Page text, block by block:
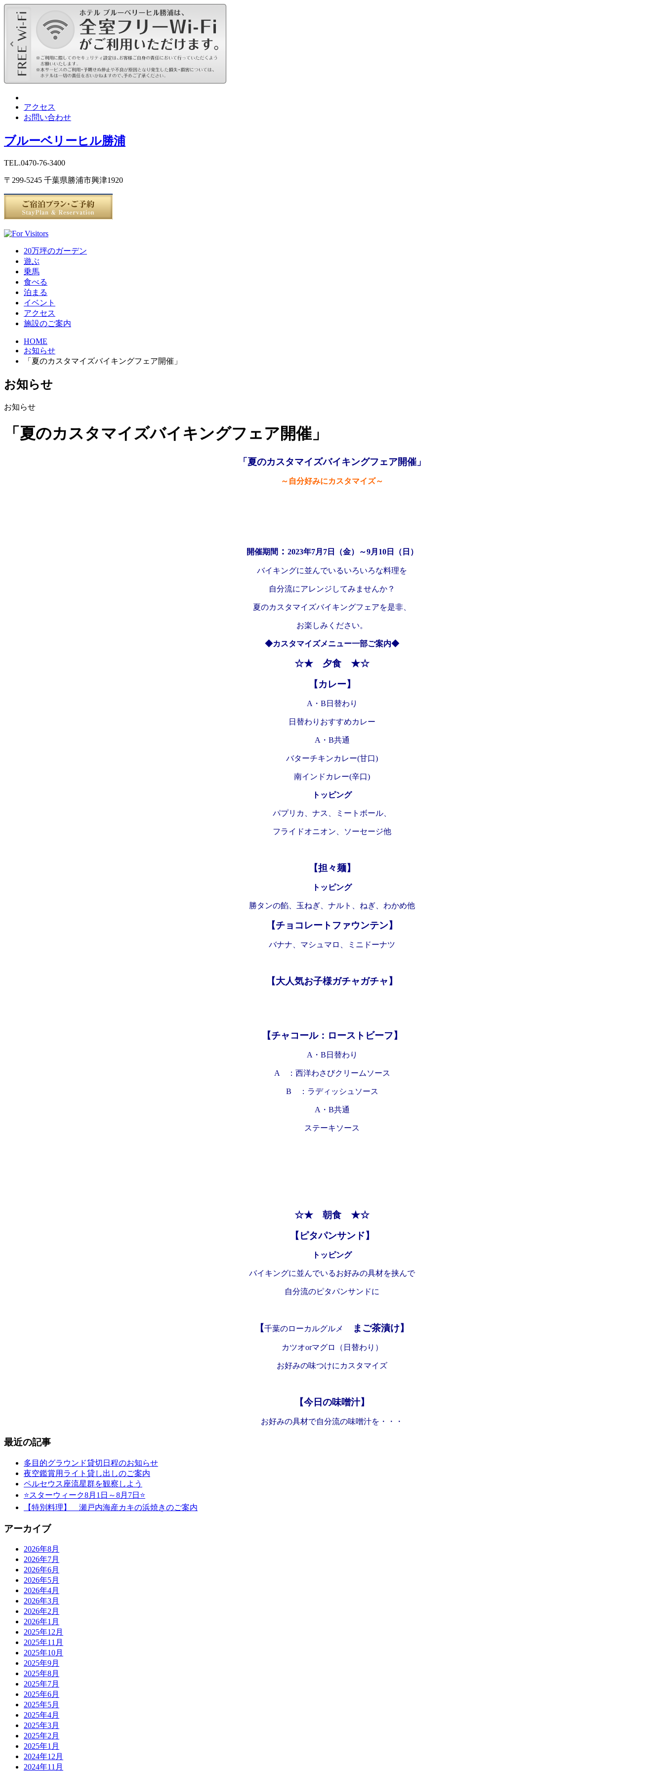
アクセス
お問い合わせ
ブルーベリーヒル勝浦
TEL.0470-76-3400
〒299-5245 千葉県勝浦市興津1920
20万坪のガーデン
遊ぶ
乗馬
食べる
泊まる
イベント
アクセス
施設のご案内
HOME
お知らせ
「夏のカスタマイズバイキングフェア開催」
お知らせ
お知らせ
「夏のカスタマイズバイキングフェア開催」
「夏のカスタマイズバイキングフェア開催」
～自分好みにカスタマイズ～
開催期間： 2023年7月7日（金）～9月10日（日）
バイキングに並んでいるいろいろな料理を
自分流にアレンジしてみませんか？
夏のカスタマイズバイキングフェアを是非、
お楽しみください。
◆カスタマイズメニュー一部ご案内◆
☆★ 夕食 ★☆
【カレー】
A・B日替わり
日替わりおすすめカレー
A・B共通
バターチキンカレー(甘口)
南インドカレー(辛口)
トッピング
パプリカ、ナス、ミートボール、
フライドオニオン、ソーセージ他
【担々麺】
トッピング
勝タンの餡、玉ねぎ、ナルト、ねぎ、わかめ他
【チョコレートファウンテン】
バナナ、マシュマロ、ミニドーナツ
【大人気お子様ガチャガチャ】
【チャコール： ローストビーフ】
A・B日替わり
A ：西洋わさびクリームソース
B ：ラディッシュソース
A・B共通
ステーキソース
☆★ 朝食 ★☆
【ピタパンサンド】
トッピング
バイキングに並んでいるお好みの具材を挟んで
自分流のピタパンサンドに
【千葉のローカルグルメ まご茶漬け】
カツオorマグロ（日替わり）
お好みの味つけにカスタマイズ
【今日の味噌汁】
お好みの具材で自分流の味噌汁を・・・
最近の記事
多目的グラウンド貸切日程のお知らせ
夜空鑑賞用ライト貸し出しのご案内
ペルセウス座流星群を観察しよう
⭐スターウィーク8月1日～8月7日⭐
【特別料理】 瀬戸内海産カキの浜焼きのご案内
アーカイブ
2026年8月
2026年7月
2026年6月
2026年5月
2026年4月
2026年3月
2026年2月
2026年1月
2025年12月
2025年11月
2025年10月
2025年9月
2025年8月
2025年7月
2025年6月
2025年5月
2025年4月
2025年3月
2025年2月
2025年1月
2024年12月
2024年11月